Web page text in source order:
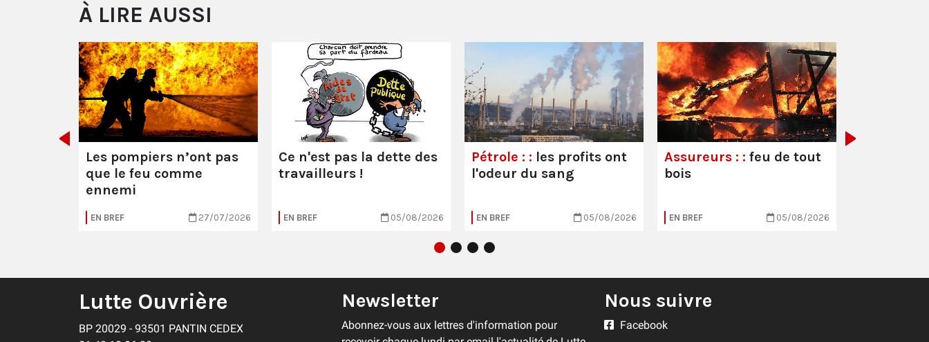
À LIRE AUSSI
Les pompiers n’ont pas
que le feu comme
ennemi
EN BREF 27/07/2026
Ce n'est pas la dette des
travailleurs !
EN BREF 05/08/2026
Pétrole : : les profits ont
l'odeur du sang
EN BREF 05/08/2026
Assureurs : : feu de tout
bois
EN BREF 05/08/2026
Lutte Ouvrière
BP 20029 - 93501 PANTIN CEDEX
Newsletter
Abonnez-vous aux lettres d'information pour
Nous suivre
Facebook